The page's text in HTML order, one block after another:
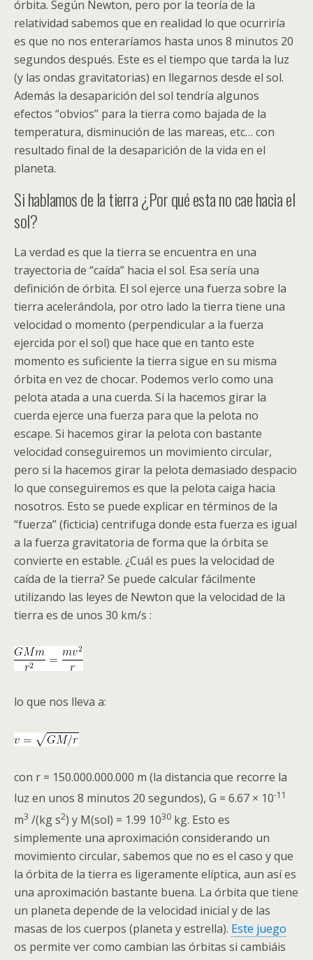
órbita. Según Newton, pero por la teoría de la
relatividad sabemos que en realidad lo que ocurriría
es que no nos enteraríamos hasta unos 8 minutos 20
segundos después. Este es el tiempo que tarda la luz
(y las ondas gravitatorias) en llegarnos desde el sol.
Además la desaparición del sol tendría algunos
efectos “obvios” para la tierra como bajada de la
temperatura, disminución de las mareas, etc… con
resultado final de la desaparición de la vida en el
planeta.
Si hablamos de la tierra ¿Por qué esta no cae hacia el
sol?
La verdad es que la tierra se encuentra en una
trayectoria de “caída” hacia el sol. Esa sería una
definición de órbita. El sol ejerce una fuerza sobre la
tierra acelerándola, por otro lado la tierra tiene una
velocidad o momento (perpendicular a la fuerza
ejercida por el sol) que hace que en tanto este
momento es suficiente la tierra sigue en su misma
órbita en vez de chocar. Podemos verlo como una
pelota atada a una cuerda. Si la hacemos girar la
cuerda ejerce una fuerza para que la pelota no
escape. Si hacemos girar la pelota con bastante
velocidad conseguiremos un movimiento circular,
pero si la hacemos girar la pelota demasiado despacio
lo que conseguiremos es que la pelota caiga hacia
nosotros. Esto se puede explicar en términos de la
“fuerza” (ficticia) centrifuga donde esta fuerza es igual
a la fuerza gravitatoria de forma que la órbita se
convierte en estable. ¿Cuál es pues la velocidad de
caída de la tierra? Se puede calcular fácilmente
utilizando las leyes de Newton que la velocidad de la
tierra es de unos 30 km/s :
lo que nos lleva a:
con r = 150.000.000.000 m (la distancia que recorre la
luz en unos 8 minutos 20 segundos), G = 6.67 × 10-11
m3 /(kg s2) y M(sol) = 1.99 1030 kg. Esto es
simplemente una aproximación considerando un
movimiento circular, sabemos que no es el caso y que
la órbita de la tierra es ligeramente elíptica, aun así es
una aproximación bastante buena. La órbita que tiene
un planeta depende de la velocidad inicial y de las
masas de los cuerpos (planeta y estrella). Este juego
os permite ver como cambian las órbitas si cambiáis